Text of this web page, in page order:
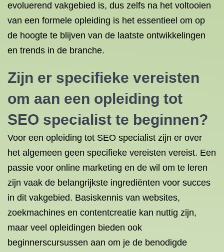
evoluerend vakgebied is, dus zelfs na het voltooien
van een formele opleiding is het essentieel om op
de hoogte te blijven van de laatste ontwikkelingen
en trends in de branche.
Zijn er specifieke vereisten
om aan een opleiding tot
SEO specialist te beginnen?
Voor een opleiding tot SEO specialist zijn er over
het algemeen geen specifieke vereisten vereist. Een
passie voor online marketing en de wil om te leren
zijn vaak de belangrijkste ingrediënten voor succes
in dit vakgebied. Basiskennis van websites,
zoekmachines en contentcreatie kan nuttig zijn,
maar veel opleidingen bieden ook
beginnerscursussen aan om je de benodigde